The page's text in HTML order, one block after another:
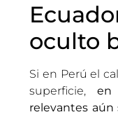
oculto
Si en Perú el
superficie,en
relevantes aún